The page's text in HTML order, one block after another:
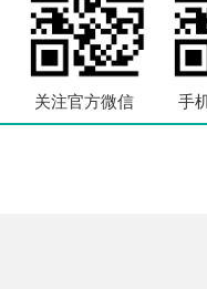
关注官方微信 手